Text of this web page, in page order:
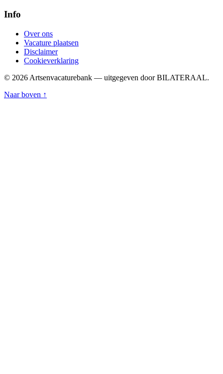
Info
Over ons
Vacature plaatsen
Disclaimer
Cookieverklaring
© 2026 Artsenvacaturebank — uitgegeven door BILATERAAL.
Naar boven ↑